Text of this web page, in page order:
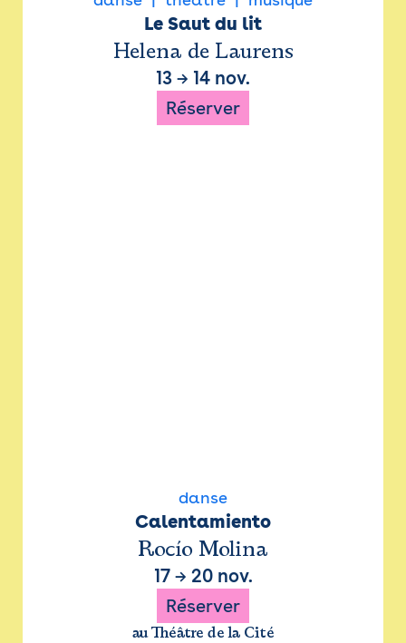
Le Saut du lit
Helena de Laurens
13 → 14 nov.
Réserver
danse
Calentamiento
Rocío Molina
17→ 20 nov.
Réserver
au Théâtre de la Cité